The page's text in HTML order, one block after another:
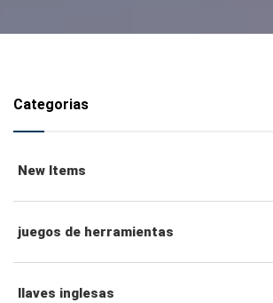
Categorias
New Items
juegos de herramientas
llaves inglesas